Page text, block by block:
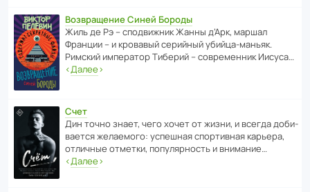
Возвращение Синей Бороды
Жиль де Рэ – спод­ви­жник Жанны д’Арк, маршал
Франции – и кровавый серийный убийца-маньяк.
Римский импе­ратор Тиберий – совре­менник Иисуса…
‹Далее›
Счет
Дин точно знает, чего хочет от жизни, и всегда доби­
ва­ется жела­е­мого: успе­шная спор­ти­вная карьера,
отли­чные отметки, попу­ля­р­ность и внимание…
‹Далее›